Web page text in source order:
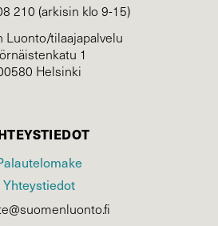
210 (arkisin klo 9-15)
Luonto/tilaajapalvelu
1
Helsinki
Yhteystiedot